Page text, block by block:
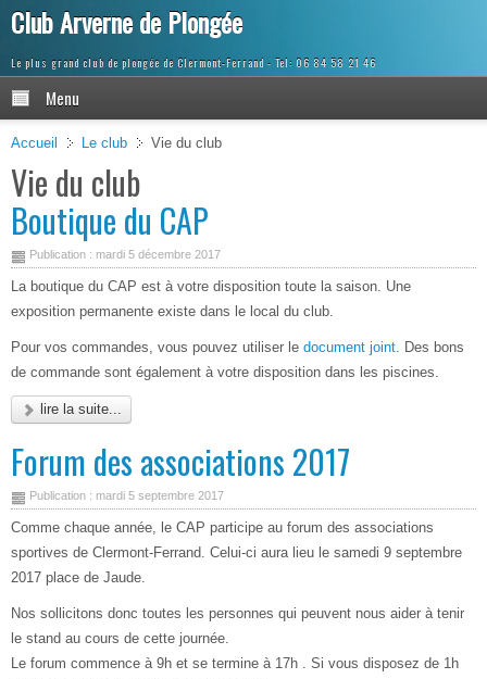
Club Arverne de Plongée
Le plus grand club de plongée de Clermont-Ferrand
Menu
Accueil Le club Vie du club
Vie du club
Boutique du CAP
Publication : mardi 5 décembre 2017
La boutique du CAP est à votre disposition toute la saison. Une
exposition permanente existe dans le local du club.
Pour vos commandes, vous pouvez utiliser le document joint. Des bons
de commande sont également à votre disposition dans les piscines.
lire la suite...
Forum des associations 2017
Publication : mardi 5 septembre 2017
Comme chaque année, le CAP participe au forum des associations
sportives de Clermont-Ferrand. Celui-ci aura lieu le samedi 9 septembre
2017 place de Jaude.
Nos sollicitons donc toutes les personnes qui peuvent nous aider à tenir
le stand au cours de cette journée.
Le forum commence à 9h et se termine à 17h . Si vous disposez de 1h